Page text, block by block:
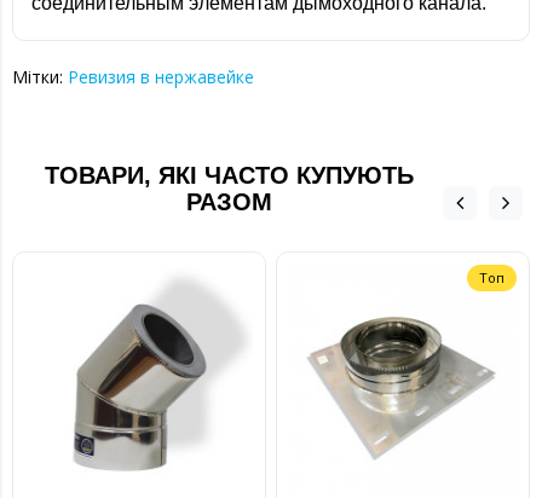
Мітки: Ревизия в нержавейке
ТОВАРИ, ЯКІ ЧАСТО КУПУЮТЬ
РАЗОМ
Топ